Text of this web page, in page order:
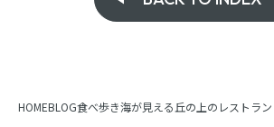
HOMEBLOG食べ歩き海が見える丘の上のレストラ